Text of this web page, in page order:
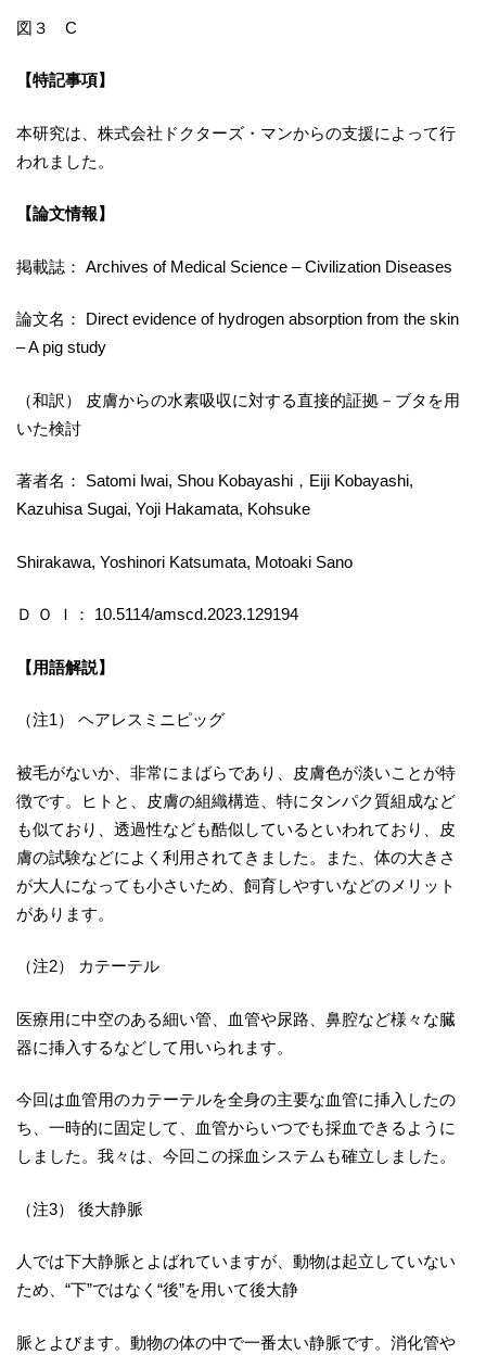
図３ C
【特記事項】
本研究は、株式会社ドクターズ・マンからの支援によって行
われました。
【論文情報】
掲載誌： Archives of Medical Science – Civilization Diseases
論文名： Direct evidence of hydrogen absorption from the skin
– A pig study
（和訳） 皮膚からの水素吸収に対する直接的証拠－ブタを用
いた検討
著者名： Satomi Iwai, Shou Kobayashi，Eiji Kobayashi,
Kazuhisa Sugai, Yoji Hakamata, Kohsuke
Shirakawa, Yoshinori Katsumata, Motoaki Sano
Ｄ Ｏ Ｉ： 10.5114/amscd.2023.129194
【用語解説】
（注1） ヘアレスミニピッグ
被毛がないか、非常にまばらであり、皮膚色が淡いことが特
徴です。ヒトと、皮膚の組織構造、特にタンパク質組成など
も似ており、透過性なども酷似しているといわれており、皮
膚の試験などによく利用されてきました。また、体の大きさ
が大人になっても小さいため、飼育しやすいなどのメリット
があります。
（注2） カテーテル
医療用に中空のある細い管、血管や尿路、鼻腔など様々な臓
器に挿入するなどして用いられます。
今回は血管用のカテーテルを全身の主要な血管に挿入したの
ち、一時的に固定して、血管からいつでも採血できるように
しました。我々は、今回この採血システムも確立しました。
（注3） 後大静脈
人では下大静脈とよばれていますが、動物は起立していない
ため、“下”ではなく“後”を用いて後大静
脈とよびます。動物の体の中で一番太い静脈です。消化管や